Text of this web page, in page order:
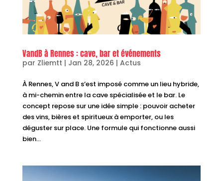
VandB à Rennes : cave, bar et événements
par Zliemtt | Jan 28, 2026 | Actus
À Rennes, V and B s’est imposé comme un lieu hybride,
à mi-chemin entre la cave spécialisée et le bar. Le
concept repose sur une idée simple : pouvoir acheter
des vins, bières et spiritueux à emporter, ou les
déguster sur place. Une formule qui fonctionne aussi
bien...